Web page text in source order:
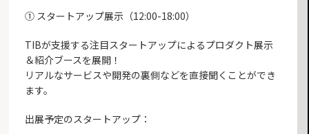
① スタートアップ展示（12:00-18:00）
TIBが支援する注目スタートアップによるプロダクト展示
＆紹介ブースを展開！
リアルなサービスや開発の裏側などを直接聞くことができ
ます。
出展予定のスタートアップ：